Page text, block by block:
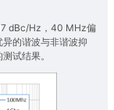
dBc/Hz，40 MHz偏
的谐波与非谐波抑
试结果。